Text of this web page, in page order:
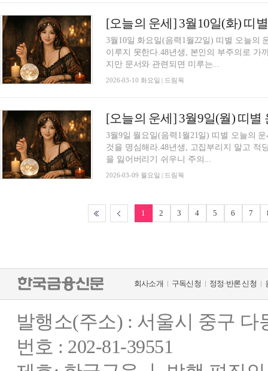
[오늘의 운세] 3월10일(화) 띠
3월10일 화요일(음력1월22일) 띠별 오늘의
이루지 못한다.48년생, 본인의 부주의로 가
지만 문서와 관련되면 미루는...
2026-03-10 화요일 | 드림웍
[오늘의 운세] 3월9일(월) 띠별
3월9일 월요일(음력1월21일) 띠별 오늘의
것을 명심해라.48년생, 고집부리지 말고 적
을 잃어버리기 쉬우니 주의...
2026-03-09 월요일 | 드림웍
1 2 3 4 5 6 7
회사소개 구독신청 정정·반론 신청
발행소(주소) : 서울시 중구
번호 : 202-81-39551